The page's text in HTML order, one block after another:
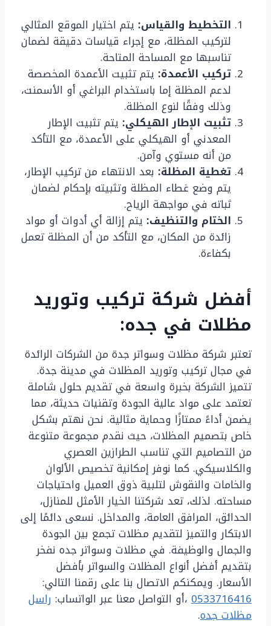
التخطيط والقياس: يتم اختيار الموقع المثالي
لتركيب المظلة، مع إجراء قياسات دقيقة لضمان
تناسبها مع المساحة المتاحة.
تركيب الأعمدة: يتم تثبيت الأعمدة المخصصة
لدعم المظلة إما باستخدام البراغي أو الأسمنت،
وذلك وفقًا لنوع المظلة.
تثبيت الإطار الهيكلي: يتم تثبيت الإطار
المعدني أو الهيكلي على الأعمدة، مع التأكد
من أنه مستوي وآمن.
تغطية المظلة: بعد الانتهاء من تركيب الإطار،
يتم وضع غطاء المظلة وتثبيته بإحكام لضمان
ثباته في مواجهة الرياح.
الختام والتنظيف: يتم إزالة أي أدوات أو مواد
زائدة من المكان، مع التأكد من أن المظلة تعمل
بكفاءة.
أفضل شركة تركيب وتوريد
مظلات في جده:
تعتبر شركة مظلات وسواتر جدة من الشركات الرائدة
في مجال تركيب وتوريد المظلات في مدينة جدة.
تتميز الشركة بخبرة واسعة في تقديم حلول شاملة
تعتمد على مواد عالية الجودة وتقنيات حديثة، مما
يضمن أداءً ممتازًا وحماية مثالية. نحن نهتم بشكل
خاص بتصميم المظلات، حيث نقدم مجموعة متنوعة
من التصاميم التي تناسب الطرازين العصري
والكلاسيكي. كما نوفر إمكانية تخصيص الألوان
والخامات والنقوش لتلبية ذوق العميل واحتياجات
مساحته. لذلك، تعد شركتنا الخيار الأمثل للمنازل،
الحدائق، المرافق العامة، والمداخل. نسعى دائمًا إلى
الابتكار والتميز لتقديم مظلات تجمع بين الجودة
والجمال والوظيفة. في مظلات وسواتر جده نفخر
بتقديم أفضل أنواع المظلات والسواتر بأفضل
الأسعار. ويمكنكم الاتصال بنا على رقمنا التالي:
0533716416 ،أو التواصل معنا عبر الواتساب: راسل
مظلات جده.